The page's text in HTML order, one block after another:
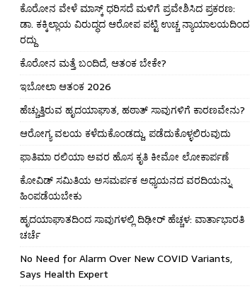
ಕೊರೋನ ವೇಳೆ ಮಾಸ್ಕ್ ಧರಿಸದೆ ಮಳಿಗೆ ಪ್ರವೇಶಿಸಿದ ಪ್ರಕರಣ:
ಡಾ. ಕಕ್ಕಿಲ್ಲಾಯ ವಿರುದ್ಧದ ಆರೋಪ ಪಟ್ಟಿ ಉಚ್ಚ ನ್ಯಾಯಾಲಯದಿಂದ
ರದ್ದು
ಕೊರೋನ ಮತ್ತೆ ಬಂದಿದೆ, ಆತಂಕ ಬೇಕೇ?
ಇಬೋಲಾ ಆತಂಕ 2026
ಹೆಚ್ಚುತ್ತಿರುವ ಹೃದಯಾಘಾತ, ಹಠಾತ್ ಸಾವುಗಳಿಗೆ ಕಾರಣವೇನು?
ಆರೋಗ್ಯ ವಲಯ ಕಳೆದುಕೊಂಡದ್ದು, ಪಡೆದುಕೊಳ್ಳಲಿರುವುದು
ಫಾತಿಮಾ ರಲಿಯಾ ಅವರ ಹೊಸ ಕೃತಿ ಕೀಮೋ ಲೋಕಾರ್ಪಣೆ
ಕೋವಿಡ್ ಸಮಿತಿಯ ಅಸಮರ್ಪಕ ಅಧ್ಯಯನದ ವರದಿಯನ್ನು
ಹಿಂಪಡೆಯಬೇಕು
ಹೃದಯಾಘಾತದಿಂದ ಸಾವುಗಳಲ್ಲಿ ದಿಢೀರ್ ಹೆಚ್ಚಳ: ವಾರ್ತಾಭಾರತಿ
ಚರ್ಚೆ
No Need for Alarm Over New COVID Variants,
Says Health Expert